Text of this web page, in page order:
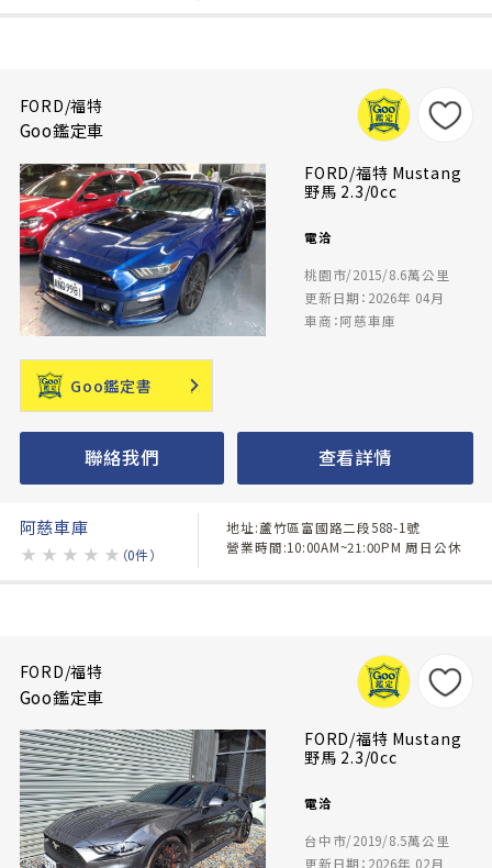
FORD/福特
Goo鑑定車
FORD/福特 Mustang
野馬 2.3/0cc
電洽
桃園市/2015/8.6萬公里
更新日期：2026年 04月
車商：阿慈車庫
Goo鑑定書
聯絡我們 查看詳情
阿慈車庫
★ ★ ★ ★ ★ （0件）
地址:蘆竹區富國路二段588-1號
營業時間:10:00AM~21:00PM 周日公休
FORD/福特
Goo鑑定車
FORD/福特 Mustang
野馬 2.3/0cc
電洽
台中市/2019/8.5萬公里
更新日期：2026年 02月